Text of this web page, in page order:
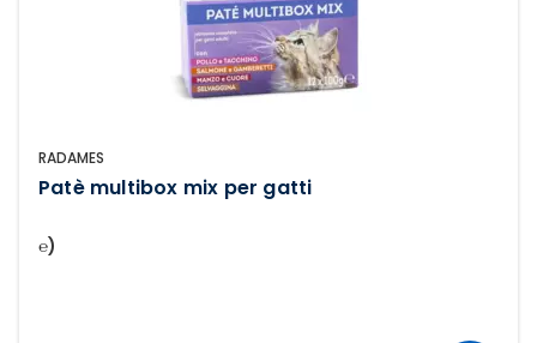
RADAMES
Patè multibox mix per gatti
℮)